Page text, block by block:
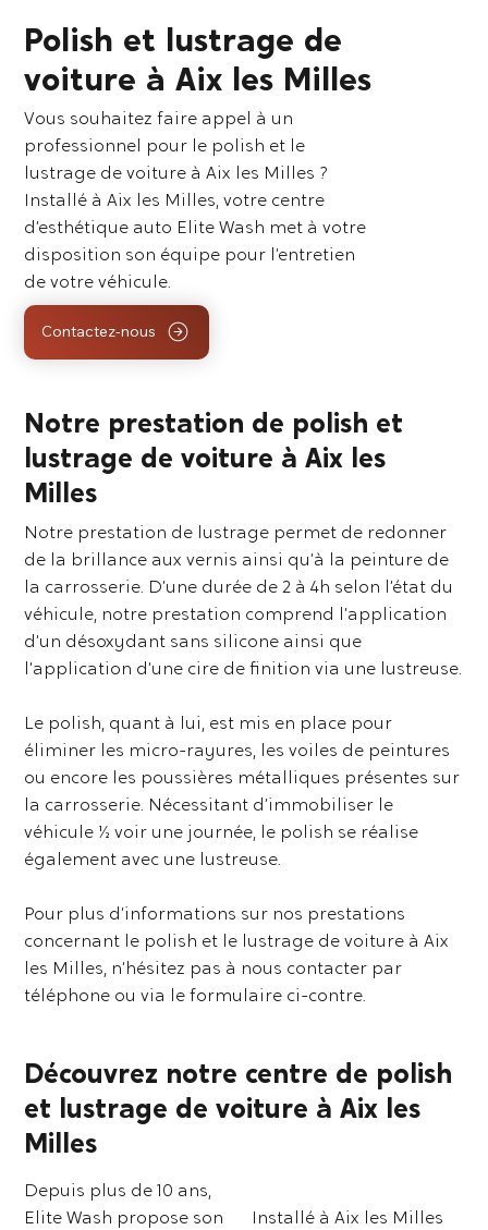
Polish et lustrage de
voiture à Aix les Milles
Vous souhaitez faire appel à un
professionnel pour le polish et le
lustrage de voiture à Aix les Milles ?
Installé à Aix les Milles, votre centre
d’esthétique auto Elite Wash met à votre
disposition son équipe pour l’entretien
de votre véhicule.
Contactez-nous
Notre prestation de polish et
lustrage de voiture à Aix les
Milles
Notre prestation de lustrage permet de redonner
de la brillance aux vernis ainsi qu’à la peinture de
la carrosserie. D’une durée de 2 à 4h selon l’état du
véhicule, notre prestation comprend l’application
d’un désoxydant sans silicone ainsi que
l’application d’une cire de finition via une lustreuse.
Le polish, quant à lui, est mis en place pour
éliminer les micro-rayures, les voiles de peintures
ou encore les poussières métalliques présentes sur
la carrosserie. Nécessitant d’immobiliser le
véhicule ½ voir une journée, le polish se réalise
également avec une lustreuse.
Pour plus d’informations sur nos prestations
concernant le polish et le lustrage de voiture à Aix
les Milles, n’hésitez pas à nous contacter par
téléphone ou via le formulaire ci-contre.
Découvrez notre centre de polish
et lustrage de voiture à Aix les
Milles
Depuis plus de 10 ans,
Elite Wash propose son
Installé à Aix les Milles